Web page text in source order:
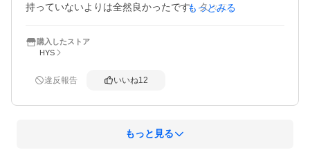
持っていないよりは全然良かったです、久々のライブ楽し
じでしたが
この値段ですから、そこは理解して購入したので満足です
もっとみる
購入したストア
HYS
違反報告 いいね12
もっと見る